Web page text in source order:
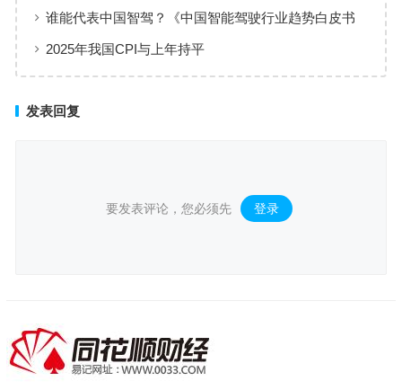
条”
谁能代表中国智驾？《中国智能驾驶行业趋势白皮书
（2025）》点名华为、元戎、Momenta
2025年我国CPI与上年持平
发表回复
要发表评论，您必须先 登录 。